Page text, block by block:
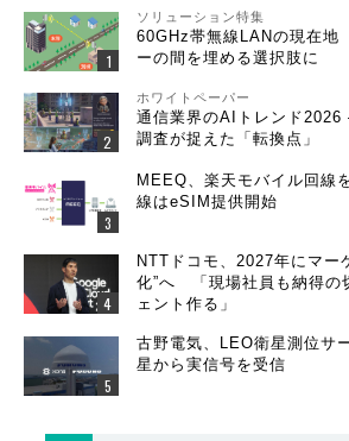
ソリューション特集
60GHz帯無線LANの現在
ーの間を埋める選択肢に
ホワイトペーパー
通信業界のAIトレンド
調査が捉えた「転換点」
MEEQ、楽天モバイル回線
線はeSIM提供開始
NTTドコモ、2027年にマー
化”へ 「現場社員も納得の
ェント作る」
古野電気、LEO衛星測位サ
星から実信号を受信